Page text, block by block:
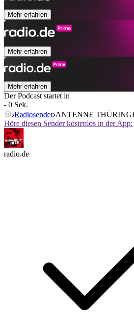
Mehr erfahren
Mehr erfahren
Mehr erfahren
Der Podcast startet in
- 0 Sek.
Radiosender ANTENNE
Höre diesen Sender kostenlos in der App:
radio.de